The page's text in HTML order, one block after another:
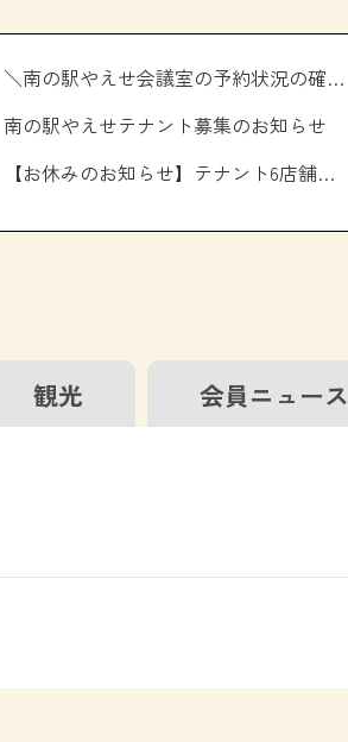
＼南の駅やえせ会議室の予約状況の確認はこちら！／
南の駅やえせテナント募集のお知らせ
【お休みのお知らせ】テナント6店舗、エアコン取り換え工事について
観光 会員ニュース